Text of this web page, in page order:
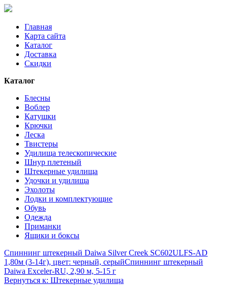
Главная
Карта сайта
Каталог
Доставка
Скидки
Каталог
Блесны
Воблер
Катушки
Крючки
Леска
Твистеры
Удилища телескопические
Шнур плетеный
Штекерные удилища
Удочки и удилища
Эхолоты
Лодки и комплектующие
Обувь
Одежда
Приманки
Ящики и боксы
Спиннинг штекерный Daiwa Silver Creek SC602ULFS-AD
1,80м (3-14г), цвет: черный, серыйСпиннинг штекерный
Daiwa Exceler-RU, 2,90 м, 5-15 г
Вернуться к: Штекерные удилища